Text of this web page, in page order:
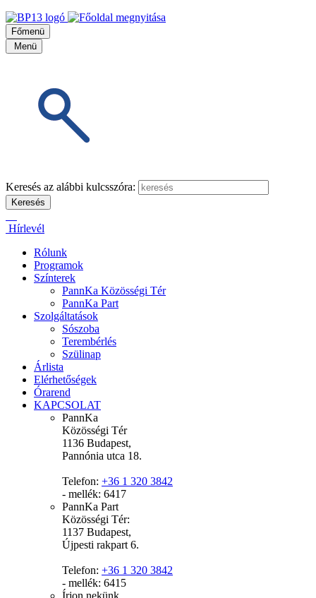
Főmenü
Menü
Keresés az alábbi kulcsszóra:
Hírlevél
Rólunk
Programok
Színterek
PannKa Közösségi Tér
PannKa Part
Szolgáltatások
Sószoba
Terembérlés
Szülinap
Árlista
Elérhetőségek
Órarend
KAPCSOLAT
PannKa
Közösségi Tér
1136 Budapest,
Pannónia utca 18.
Telefon: +36 1 320 3842
- mellék: 6417
PannKa Part
Közösségi Tér:
1137 Budapest,
Újpesti rakpart 6.
Telefon: +36 1 320 3842
- mellék: 6415
Írjon nekünk